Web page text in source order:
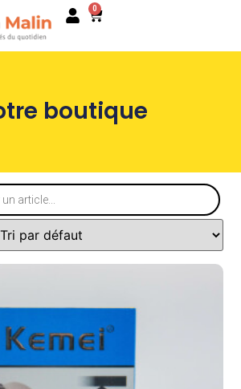
0
boutique